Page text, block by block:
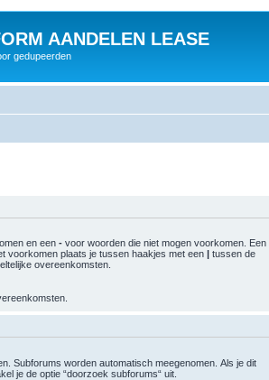
AANDELEN LEASE
gedupeerden
en een - voor woorden die niet mogen voorkomen. Een
voorkomen plaats je tussen haakjes met een | tussen de
overeenkomsten.
Subforums worden automatisch meegenomen. Als je dit
je de optie “doorzoek subforums“ uit.